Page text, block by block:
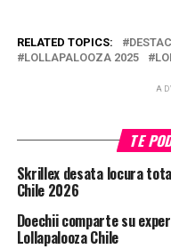
RELATED TOPICS:
LOLLAPALOOZA 2025
TE
Skrillex desata locura
Chile 2026
Doechii comparte su
Lollapalooza Chile